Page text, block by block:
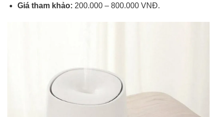
Giá tham khảo: 200.000 – 800.000 VNĐ.